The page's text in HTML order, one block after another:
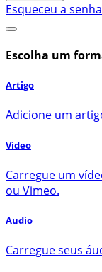
Esqueceu a
Escolha um
Artigo
Adicione um
Video
Carregue um
ou Vimeo.
Audio
Carregue seus